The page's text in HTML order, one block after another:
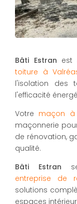
Bâti Estran est
toiture à
l'isolation des
l'efficacité
Votre maçon à
maçonnerie
de rénovation,
qualité.
Bâti Estran
entreprise de
solutions
espaces